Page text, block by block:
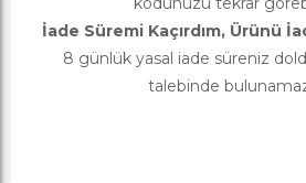
İade Süremi Kaçırdım, Ürünü
8 günlük yasal iade süreniz
talebinde